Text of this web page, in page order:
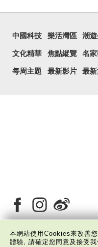
中國科技 樂活灣區 潮
文化精華 焦點縱覽 名
每周主題 最新影片 最
本網站使用Cookies來改善
體驗, 請確定您同意及接受我